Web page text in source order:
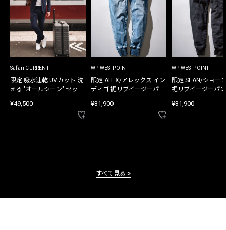
Safari CURRENT
限定 吸水速乾 UVカット 洗
える "オールシーン" セット
¥49,500
WP WESTPOINT
限定 ALEX/アレックス イン
ディゴ 裾リブイージーパン
¥31,900
WP WESTPOINT
限定 SEAN/ショー
裾リブイージーパ
¥31,900
すべて見る